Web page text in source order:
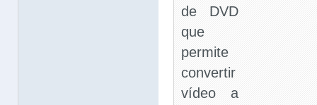
de DVD
que
permite
convertir
vídeo a